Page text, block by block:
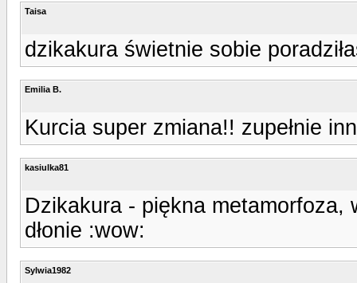
Taisa
dzikakura świetnie sobie
Emilia B.
Kurcia super zmiana!! zupełnie
kasiulka81
Dzikakura - piękna metamorfoza,
dłonie :wow:
Sylwia1982